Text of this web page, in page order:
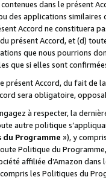
dans le présent
des applications
Accord ne constituera
présent Accord, et (d)
que nous pourrions
que si elles sont
présent Accord, du fait de
sera obligatoire,
à respecter, la
autre politique
du Programme »), y
Politique du
affiliée d’Amazon
les Politiques du